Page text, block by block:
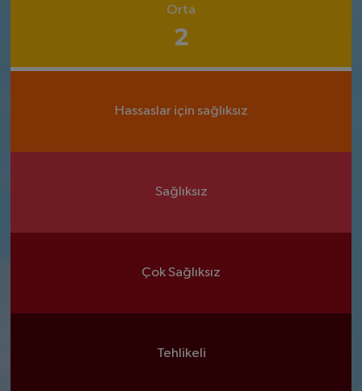
Orta
2
Hassaslar için sağlıksız
Sağlıksız
Çok Sağlıksız
Tehlikeli